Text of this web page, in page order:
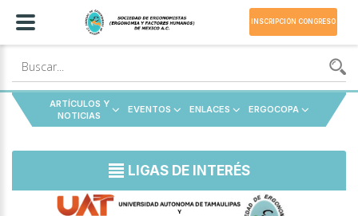
ARTÍCULOS Y
NOTICIAS
EVENTOS ENLACES ERGOCOPA
LIGAS DE INTERÉS
INSCRIPCIÓN CONGRESO